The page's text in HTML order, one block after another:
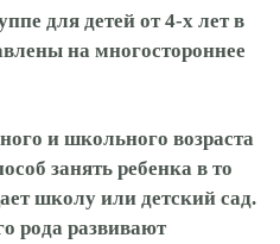
для детей от 4-х лет в
на многостороннее
и школьного возраста
занять ребенка в то
школу или детский сад.
рода развивают